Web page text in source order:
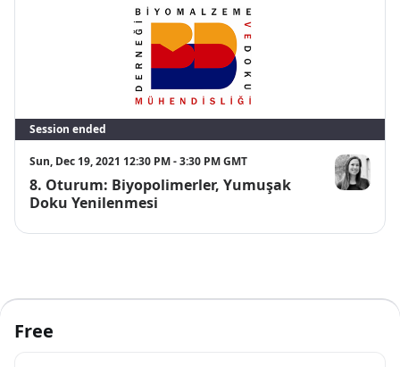
Free
Session ended
Sun, Dec 19, 2021 12:30 PM - 3:30 PM GMT
8. Oturum: Biyopolimerler, Yumuşak
Doku Yenilenmesi
Serap